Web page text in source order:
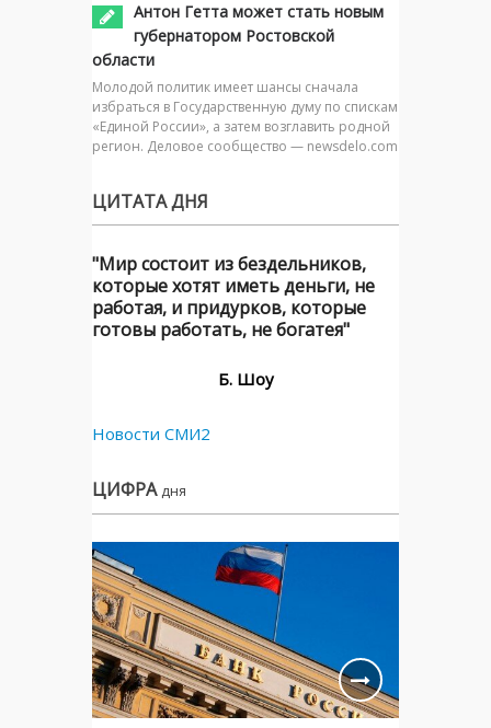
Антон Гетта может стать новым
губернатором Ростовской
области
Молодой политик имеет шансы сначала
избраться в Государственную думу по спискам
«Единой России», а затем возглавить родной
регион. Деловое сообщество — newsdelo.com
ЦИТАТА ДНЯ
"Мир состоит из бездельников,
которые хотят иметь деньги, не
работая, и придурков, которые
готовы работать, не богатея"
Б. Шоу
Новости СМИ2
ЦИФРА дня